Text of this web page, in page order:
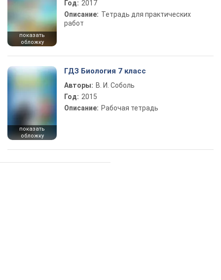
показать
обложку
Год: 2017
Описание: Тетрадь для практических
работ
показать
обложку
ГДЗ Биология 7 класс
Авторы: В. И. Соболь
Год: 2015
Описание: Рабочая тетрадь